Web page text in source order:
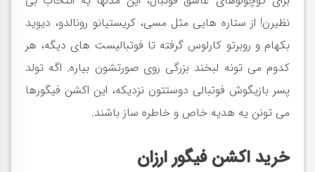
نظیرن! از ستاره هایی مثل مسی، کریستیانو رونالدو، دیوید
بکهام و روبرتو کارلوس گرفته تا فوتبالیست های دیگه، هر
کدوم می تونه لبخند بزرگی روی صورتشون بیاره. اگه تولد
پسر بازیگوش فوتبالی دوستتون نزدیکه، این اکشن فیگورها
می تونن یه هدیه خاص و خاطره ساز باشند.
خرید اکشن فیگور ارزان